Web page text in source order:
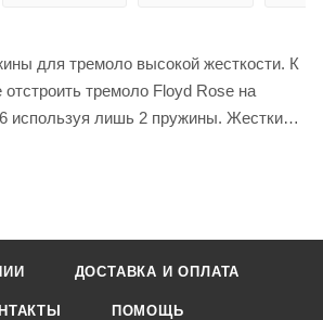
для тремоло высокой жесткости. К
тремоло Floyd Rose на
используя лишь 2 пружины. Жесткие
ДОСТАВКА И ОПЛАТА
ПОМОЩЬ